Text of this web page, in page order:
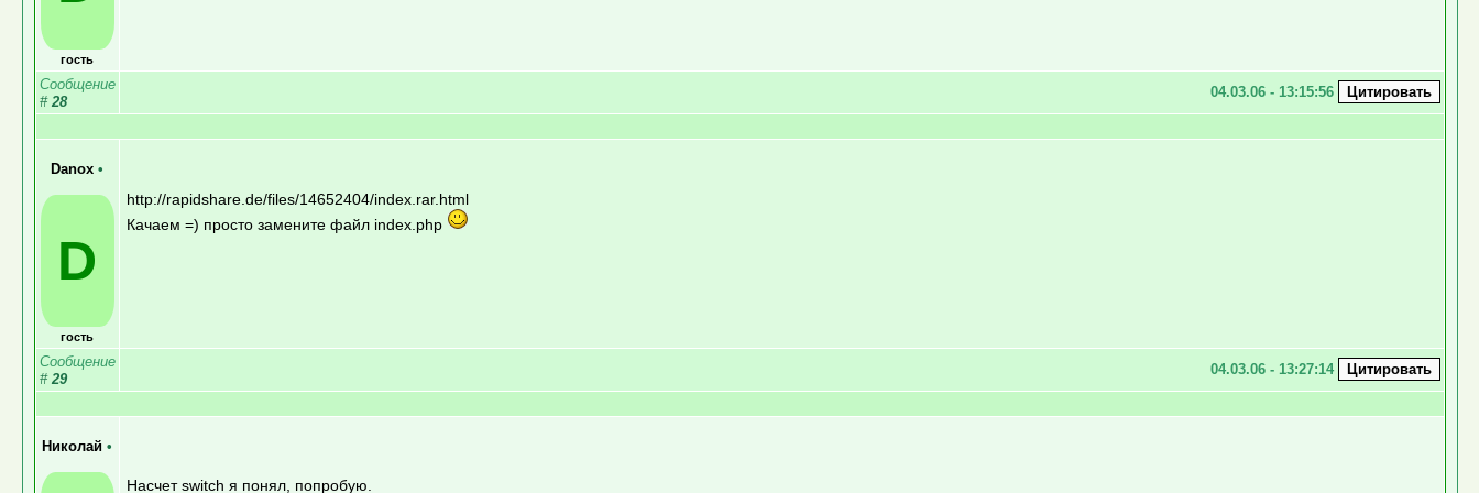
гость
Сообщение
# 28
04.03.06 - 13:15:56
Danox •
D
гость
http://rapidshare.de/files/14652404/index.rar.html
Качаем =) просто замените файл index.php
Сообщение
# 29
04.03.06 - 13:27:14
Николай •
Насчет switch я понял, попробую.